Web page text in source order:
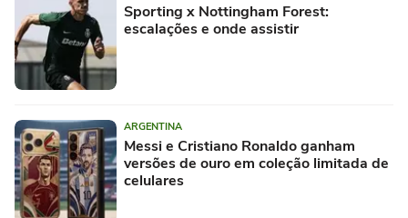
Sporting x Nottingham Forest:
escalações e onde assistir
ARGENTINA
Messi e Cristiano Ronaldo ganham
versões de ouro em coleção limitada de
celulares